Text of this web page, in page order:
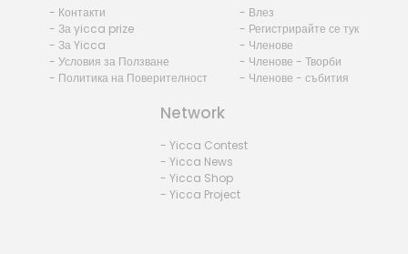
- Контакти
- За yicca prize
- За Yicca
- Условия за Ползване
- Политика на Поверителност
- Влез
- Регистрирайте се тук
- Членове
- Членове - Творби
- Членове - събития
Network
- Yicca Contest
- Yicca News
- Yicca Shop
- Yicca Project